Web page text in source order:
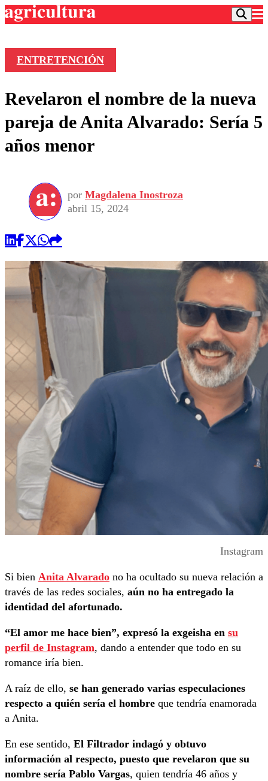
Frecuencias
Agricultura TV
Deportes
Colo Colo
Seleccion Chilena
Torneo Internacional
Universidad de Chile
Entretención
Economía
Internacional
Sustentabilidad
Publicaciones en medios
Opinión
ENTRETENCIÓN
Revelaron el nombre de la nueva
pareja de Anita Alvarado: Sería 5
años menor
por Magdalena Inostroza
abril 15, 2024
Instagram
Si bien Anita Alvarado no ha ocultado su nueva relación a
través de las redes sociales, aún no ha entregado la
identidad del afortunado.
“El amor me hace bien”, expresó la exgeisha en su
perfil de Instagram, dando a entender que todo en su
romance iría bien.
A raíz de ello, se han generado varias especulaciones
respecto a quién sería el hombre que tendría enamorada
a Anita.
En ese sentido, El Filtrador indagó y obtuvo
información al respecto, puesto que revelaron que su
nombre sería Pablo Vargas, quien tendría 46 años y